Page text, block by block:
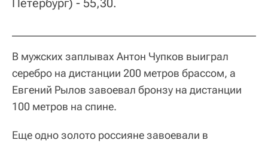
Петербург) - 55,30.
В мужских заплывах Антон Чупков выиграл
серебро на дистанции 200 метров брассом, а
Евгений Рылов завоевал бронзу на дистанции
100 метров на спине.
Еще одно золото россияне завоевали в